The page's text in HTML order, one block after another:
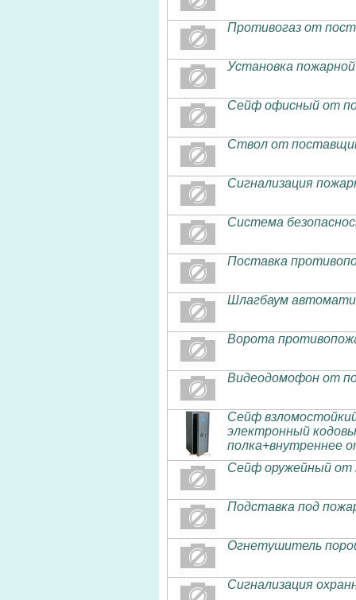
Противогаз от
Установка
Сейф офисный от
Ствол от
Сигнализация
Система
Поставка
Шлагбаум
Ворота
Видеодомофон от
Сейф
электронный
полка+внутреннее
Сейф оружейный от
Подставка под
Огнетушитель
Сигнализация